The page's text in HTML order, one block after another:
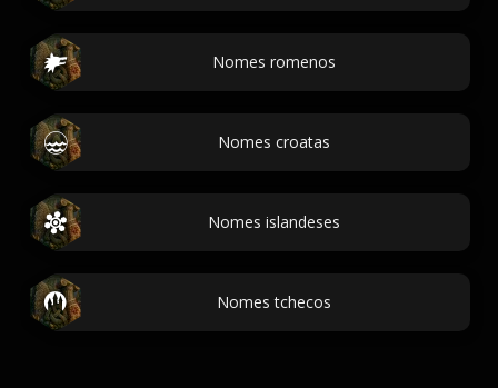
Nomes romenos
Nomes croatas
Nomes islandeses
Nomes tchecos